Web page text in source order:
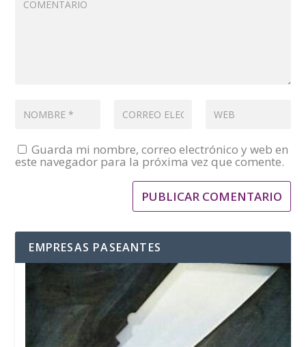
Guarda mi nombre, correo electrónico y web en
este navegador para la próxima vez que comente.
EMPRESAS PASEANTES